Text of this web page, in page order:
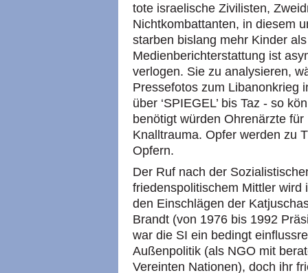
tote israelische Zivilisten,
Nichtkombattanten, in diesem
starben bislang mehr Kinder
Medienberichterstattung ist
verlogen. Sie zu analysieren,
Pressefotos zum Libanonkrieg
über ‘SPIEGEL’ bis Taz - so
benötigt würden Ohrenärzte
Knalltrauma. Opfer werden zu
Opfern.
Der Ruf nach der
friedenspolitischem Mittler
den Einschlägen der
Brandt (von 1976 bis 1992
war die SI ein bedingt
Außenpolitik (als NGO mit
Vereinten Nationen), doch ihr